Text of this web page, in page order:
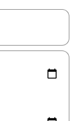
mit den